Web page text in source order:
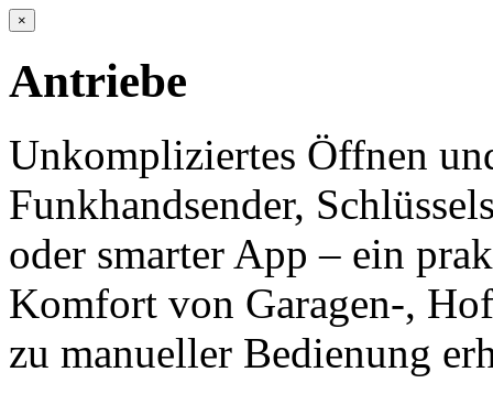
×
Antriebe
Unkompliziertes Öffnen
Funkhandsender,
oder smarter App – ein
Komfort von Garagen-,
zu manueller Bedienung